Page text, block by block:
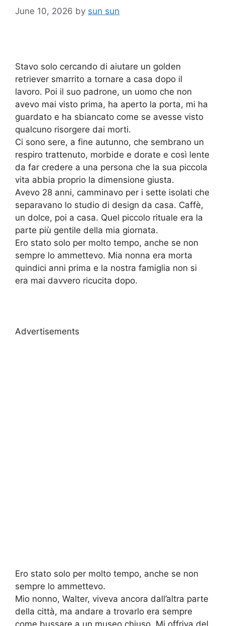
June 10, 2026 by sun sun
Stavo solo cercando di aiutare un golden
retriever smarrito a tornare a casa dopo il
lavoro. Poi il suo padrone, un uomo che non
avevo mai visto prima, ha aperto la porta, mi ha
guardato e ha sbiancato come se avesse visto
qualcuno risorgere dai morti.
Ci sono sere, a fine autunno, che sembrano un
respiro trattenuto, morbide e dorate e così lente
da far credere a una persona che la sua piccola
vita abbia proprio la dimensione giusta.
Avevo 28 anni, camminavo per i sette isolati che
separavano lo studio di design da casa. Caffè,
un dolce, poi a casa. Quel piccolo rituale era la
parte più gentile della mia giornata.
Ero stato solo per molto tempo, anche se non
sempre lo ammettevo. Mia nonna era morta
quindici anni prima e la nostra famiglia non si
era mai davvero ricucita dopo.
Advertisements
Ero stato solo per molto tempo, anche se non
sempre lo ammettevo.
Mio nonno, Walter, viveva ancora dall’altra parte
della città, ma andare a trovarlo era sempre